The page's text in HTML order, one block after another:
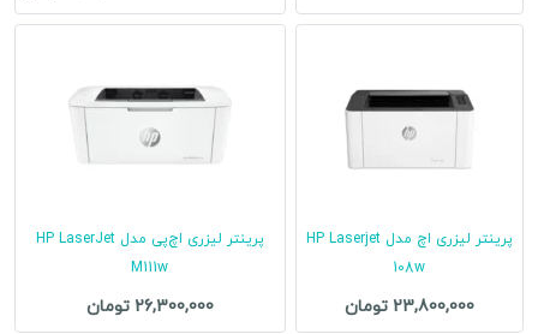
پرینتر لیزری اچ مدل HP Laserjet
108w
23,800,000 تومان
پرینتر لیزری اچ‌پی مدل HP LaserJet
M111w
26,300,000 تومان